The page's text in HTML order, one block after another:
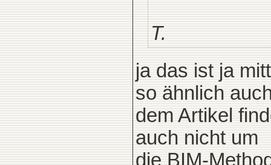
T.
ja das ist ja
so ähnlich
dem Artikel
auch nicht um
die BIM-